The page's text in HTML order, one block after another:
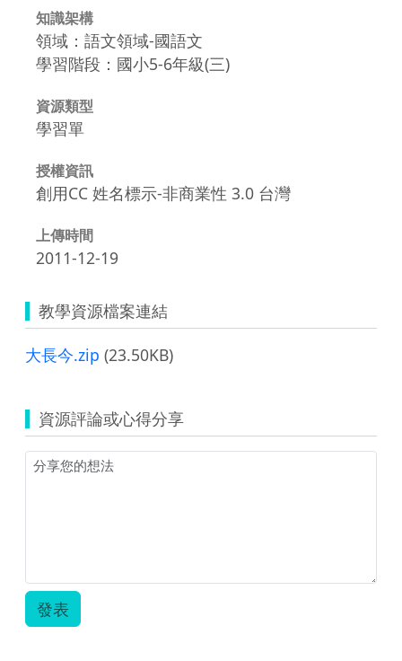
知識架構
領域：語文領域-國語文
學習階段：國小5-6年級(三)
資源類型
學習單
授權資訊
創用CC 姓名標示-非商業性 3.0 台灣
上傳時間
2011-12-19
教學資源檔案連結
大長今.zip (23.50KB)
資源評論或心得分享
發表